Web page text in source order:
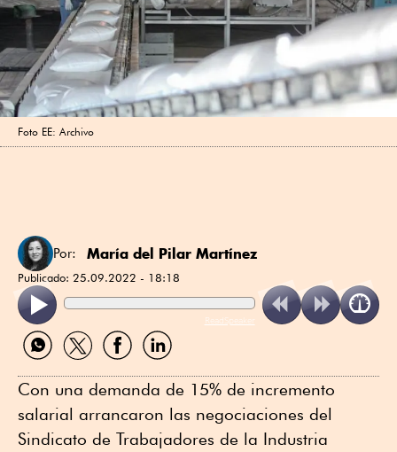
Foto EE: Archivo
Por: María del Pilar Martínez
Publicado: 25.09.2022 - 18:18
ReadSpeaker
Compartir
por
Compartir
por
Compartir
por
Compartir
por
Con una demanda de 15% de incremento
salarial arrancaron las negociaciones del
Sindicato de Trabajadores de la Industria